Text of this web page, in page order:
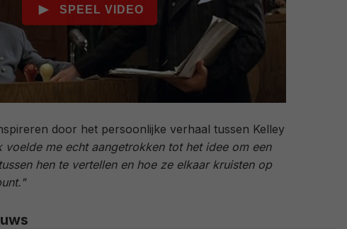
door het persoonlijke verhaal tussen Kelley
voelde me echt aangetrokken tot het idee om een
hen te vertellen en hoe ze elkaar kruisten op